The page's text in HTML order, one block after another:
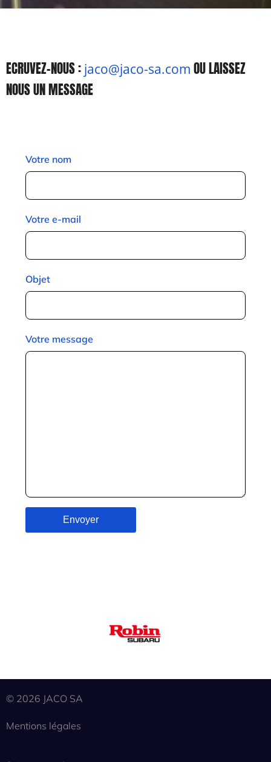
ECRUVEZ-NOUS : jaco@jaco-sa.com OU LAISSEZ
NOUS UN MESSAGE
Votre nom
Votre e-mail
Objet
Votre message
© 2026 JACO SA
Mentions légales